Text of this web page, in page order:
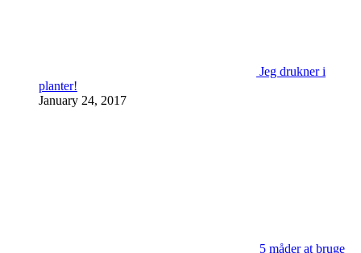
Jeg drukner i
planter!
January 24, 2017
5 måder at bruge